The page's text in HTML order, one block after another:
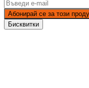
Абонирай се за този
Бисквитки